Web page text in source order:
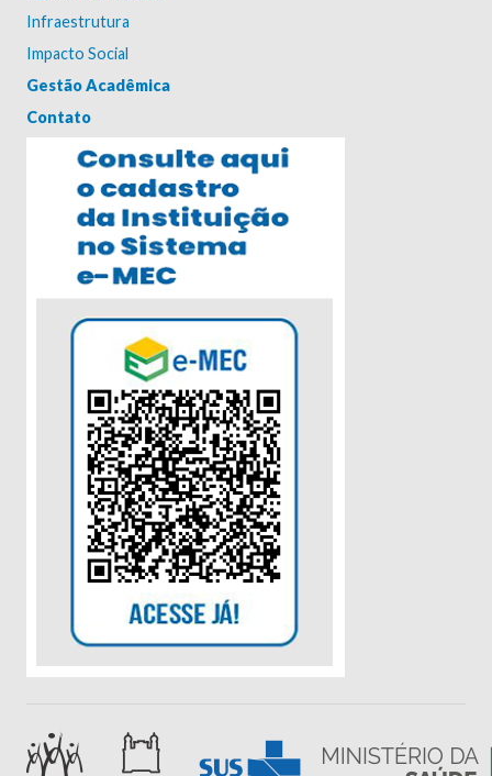
Infraestrutura
Impacto Social
Gestão Acadêmica
Contato